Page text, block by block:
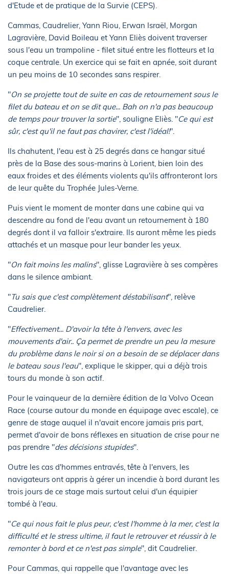
d'Etude et de pratique de la Survie (CEPS).
Cammas, Caudrelier, Yann Riou, Erwan Israël, Morgan
Lagravière, David Boileau et Yann Eliès doivent traverser
sous l'eau un trampoline - filet situé entre les flotteurs et la
coque centrale. Un exercice qui se fait en apnée, soit durant
un peu moins de 10 secondes sans respirer.
"On se projette tout de suite en cas de retournement sous le
filet du bateau et on se dit que... Bah on n'a pas beaucoup
de temps pour trouver la sortie", souligne Eliès. "Ce qui est
sûr, c'est qu'il ne faut pas chavirer, c'est l'idéal!".
Ils chahutent, l'eau est à 25 degrés dans ce hangar situé
près de la Base des sous-marins à Lorient, bien loin des
eaux froides et des éléments violents qu'ils affronteront lors
de leur quête du Trophée Jules-Verne.
Puis vient le moment de monter dans une cabine qui va
descendre au fond de l'eau avant un retournement à 180
degrés dont il va falloir s'extraire. Ils auront même les pieds
attachés et un masque pour leur bander les yeux.
"On fait moins les malins", glisse Lagravière à ses compères
dans le silence ambiant.
"Tu sais que c'est complètement déstabilisant", relève
Caudrelier.
"Effectivement... D'avoir la tête à l'envers, avec les
mouvements d'air.. Ça permet de prendre un peu la mesure
du problème dans le noir si on a besoin de se déplacer dans
le bateau sous l'eau", explique le skipper, qui a déjà trois
tours du monde à son actif.
Pour le vainqueur de la dernière édition de la Volvo Ocean
Race (course autour du monde en équipage avec escale), ce
genre de stage auquel il n'avait encore jamais pris part,
permet d'avoir de bons réflexes en situation de crise pour ne
pas prendre "des décisions stupides".
Outre les cas d'hommes entravés, tête à l'envers, les
navigateurs ont appris à gérer un incendie à bord durant les
trois jours de ce stage mais surtout celui d'un équipier
tombé à l'eau.
"Ce qui nous fait le plus peur, c'est l'homme à la mer, c'est la
difficulté et le stress ultime, il faut le retrouver et réussir à le
remonter à bord et ce n'est pas simple", dit Caudrelier.
Pour Cammas, qui rappelle que l'avantage avec les